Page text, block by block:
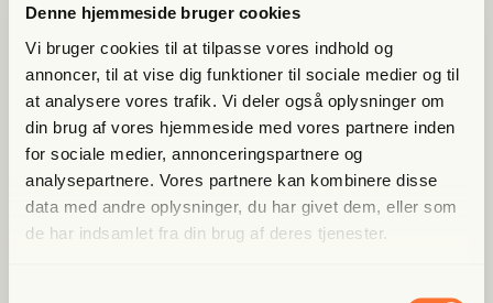
Denne hjemmeside bruger cookies
Vi bruger cookies til at tilpasse vores indhold og
annoncer, til at vise dig funktioner til sociale medier og til
at analysere vores trafik. Vi deler også oplysninger om
din brug af vores hjemmeside med vores partnere inden
for sociale medier, annonceringspartnere og
analysepartnere. Vores partnere kan kombinere disse
data med andre oplysninger, du har givet dem, eller som
de har indsamlet fra din brug af deres tjenester.
tik”